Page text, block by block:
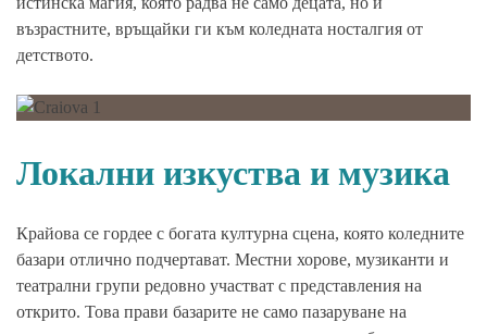
възрастните, връщайки ги към коледната носталгия от
детството.
Локални изкуства и музика
Крайова се гордее с богата културна сцена, която коледните
базари отлично подчертават. Местни хорове, музиканти и
театрални групи редовно участват с представления на
открито. Това прави базарите не само пазаруване на